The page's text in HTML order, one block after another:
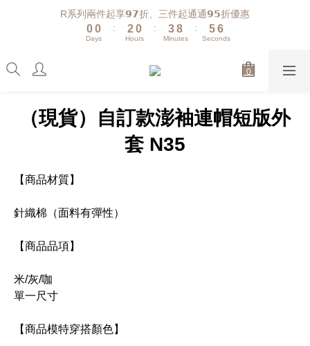
R系列兩件起享𝟵𝟳折、三件起通通𝟵𝟱折優惠
1
0
1
0
Days
:
3
2
1
1
0
Hours
:
4
3
2
9
8
7
3
2
1
0
Minutes
:
6
5
4
7
6
5
0
Seconds
（現貨）自訂款澎袖連帽短版外
套 N35
【商品材質】
針織棉（面料有彈性）
【商品品項】
米/灰/咖
單一尺寸
【商品模特穿搭顏色】